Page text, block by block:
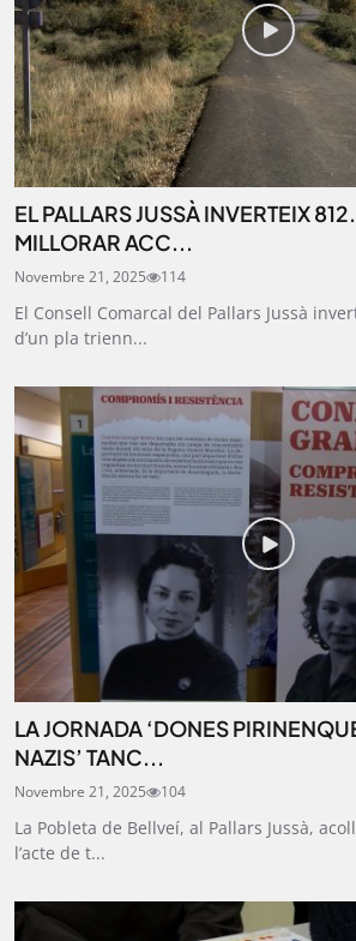
EL PALLARS JUSSÀ INVERTEIX
MILLORAR ACC...
Novembre 21, 2025 114
El Consell Comarcal del Pallars Jussà
d’un pla trienn...
LA JORNADA ‘DONES
NAZIS’ TANC...
Novembre 21, 2025 104
La Pobleta de Bellveí, al Pallars Jussà,
l’acte de t...